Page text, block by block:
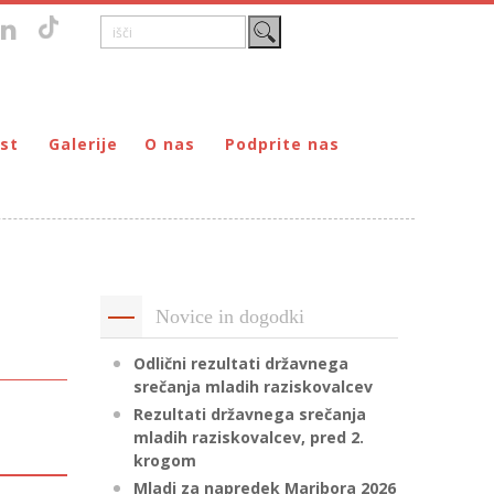
prijateljev mladine Maribor
Galerije O nas
Poslanstvo
Partnerji
Transparentnost delovanja
Podprite nas
DONIRAJ – za pravne osebe
Novice in dogodki
Odlični rezultati državnega
srečanja mladih raziskovalcev
Rezultati državnega srečanja
mladih raziskovalcev, pred 2.
krogom
Mladi za napredek Maribora 2026